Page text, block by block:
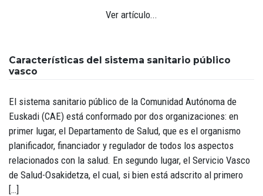
Ver artículo...
Características del sistema sanitario público
vasco
El sistema sanitario público de la Comunidad Autónoma de
Euskadi (CAE) está conformado por dos organizaciones: en
primer lugar, el Departamento de Salud, que es el organismo
planificador, financiador y regulador de todos los aspectos
relacionados con la salud. En segundo lugar, el Servicio Vasco
de Salud-Osakidetza, el cual, si bien está adscrito al primero
[…]